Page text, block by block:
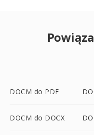
DOCM do PDF
DOCM do DOCX